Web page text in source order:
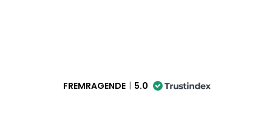
FREMRAGENDE 5.0